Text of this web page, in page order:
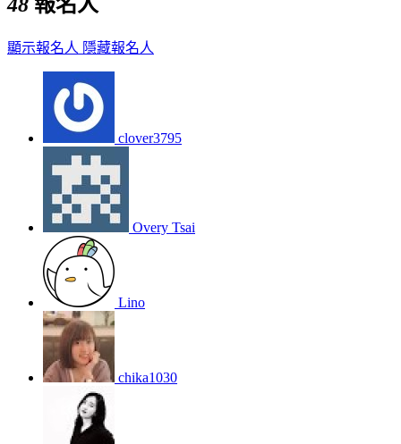
48 報名人
顯示報名人 隱藏報名人
clover3795
Overy Tsai
Lino
chika1030